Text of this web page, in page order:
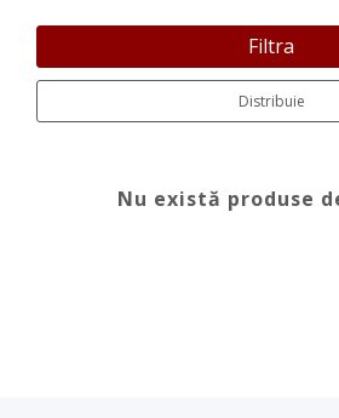
Filtra
Distribuie
Nu există produse